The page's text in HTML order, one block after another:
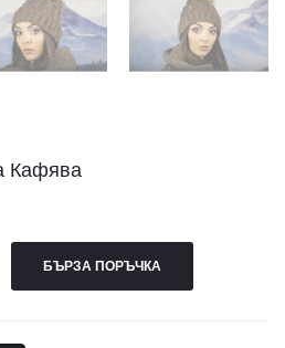
Кафява
БЪРЗА ПОРЪЧКА